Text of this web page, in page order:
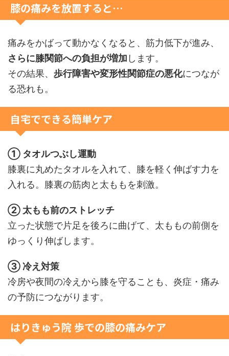
膝の痛みを放置すると…
痛みをかばって動かなくなると、筋力低下が進み、
さらに膝関節への負担が増加 します。
その結果、 歩行障害や変形性関節症の悪化につなが
る恐れも。
自宅でできる簡単ケア
① タオルつぶし運動
膝裏に丸めたタオルを入れて、膝を軽く伸ばす力を
入れる。膝裏の筋肉と太ももを刺激。
② 太もも前のストレッチ
立った状態で片足を後ろに曲げて、太ももの前側を
ゆっくり伸ばします。
③ 冷え対策
冷房や夜間の冷えから膝を守ることも、炎症・痛み
の予防につながります。
はりきゅう院 歩での膝の痛みケア